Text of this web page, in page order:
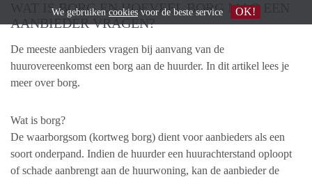
WAT IS BORG EN HOEVEEL BORG MAG EEN
AANBIEDER VRAGEN?
De meeste aanbieders vragen bij aanvang van de
huurovereenkomst een borg aan de huurder. In dit artikel lees je
meer over borg.
Wat is borg?
De waarborgsom (kortweg borg) dient voor aanbieders als een
soort onderpand. Indien de huurder een huurachterstand oploopt
of schade aanbrengt aan de huurwoning, kan de aanbieder de
We gebruiken cookies voor de beste service OK!